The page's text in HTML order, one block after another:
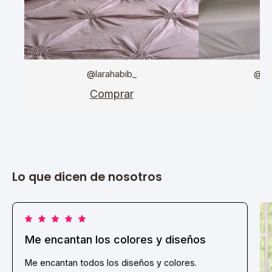
@larahabib_
Comprar
Lo que dicen de nosotros
Me encantan los colores y diseños
Me encantan todos los diseños y colores.